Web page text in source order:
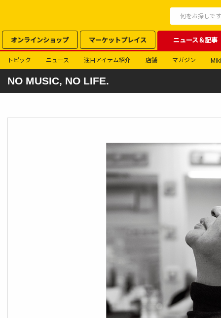
オンラインショップ マーケットプレイス ニュース＆記事
トピック ニュース 注目アイテム紹介 店舗 マガジン
NO MUSIC, NO LIFE.